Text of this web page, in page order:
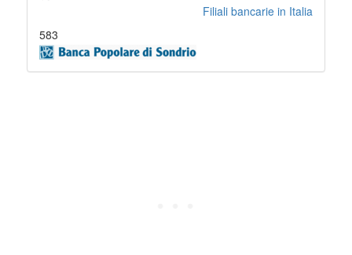
Filiali bancarie in Italia
583